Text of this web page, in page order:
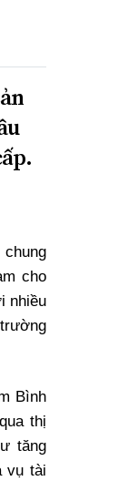
cho
nhiều
Bình
thị
tăng
vụ tài